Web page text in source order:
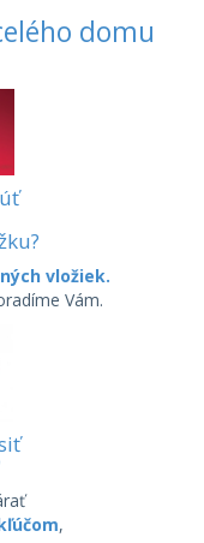
domu
vložiek.
Vám.
,